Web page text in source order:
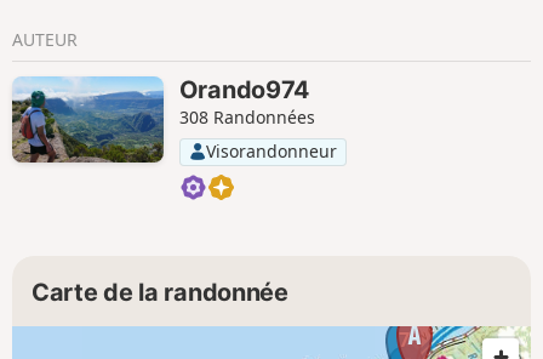
AUTEUR
Orando974
308 Randonnées
Visorandonneur
Carte de la randonnée
7